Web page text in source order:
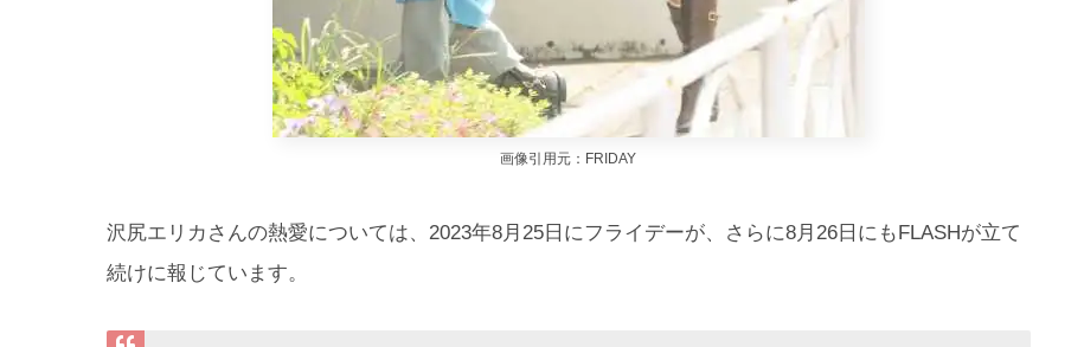
画像引用元：FRIDAY
沢尻エリカさんの熱愛については、2023年8月25日にフライデーが、さらに8月26日にもFLASHが立て
続けに報じています。